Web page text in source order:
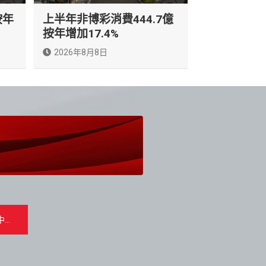
上半年非博彩消費444.7億
按年增加17.4%
2026年8月8日